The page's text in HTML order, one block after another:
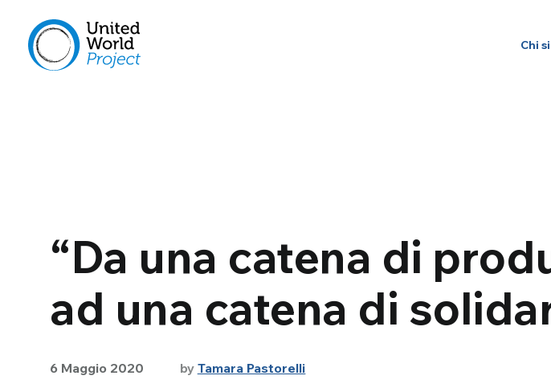
Chi
“Da una catena di
ad una catena di
6 Maggio 2020 by Tamara Pastorelli